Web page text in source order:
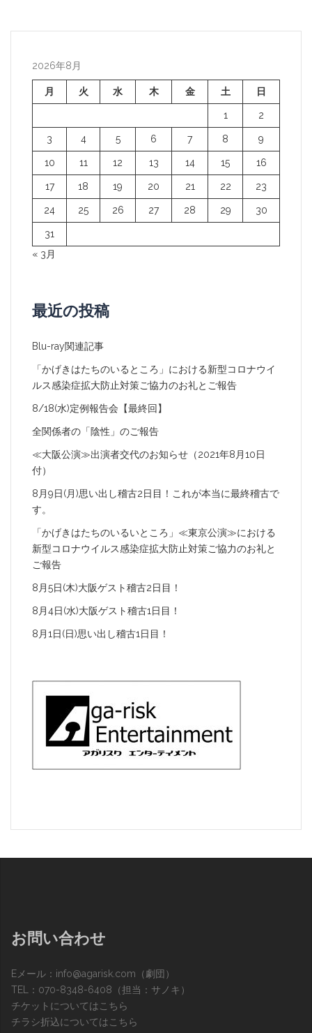
ビ
ー
シ
ョ
ン
2026年8月
月 火 水 木 金 土 日
1 2
3 4 5 6 7 8 9
10 11 12 13 14 15 16
17 18 19 20 21 22 23
24 25 26 27 28 29 30
31
« 3月
最近の投稿
Blu-ray関連記事
「かげきはたちのいるところ」における新型コロナウイ
ルス感染症拡大防止対策ご協力のお礼とご報告
8/18(水)定例報告会【最終回】
全関係者の「陰性」のご報告
≪大阪公演≫出演者交代のお知らせ（2021年8月10日
付）
8月9日(月)思い出し稽古2日目！これが本当に最終稽古で
す。
「かげきはたちのいるいところ」≪東京公演≫における
新型コロナウイルス感染症拡大防止対策ご協力のお礼と
ご報告
8月5日(木)大阪ゲスト稽古2日目！
8月4日(水)大阪ゲスト稽古1日目！
8月1日(日)思い出し稽古1日目！
お問い合わせ
Eメール： info@agarisk.com （劇団）
TEL：070-8348-6408（担当：サノキ）
チケットについてはこちら
チラシ折込についてはこちら